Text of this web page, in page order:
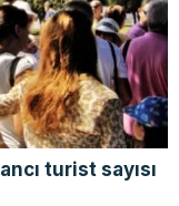
turist sayısı